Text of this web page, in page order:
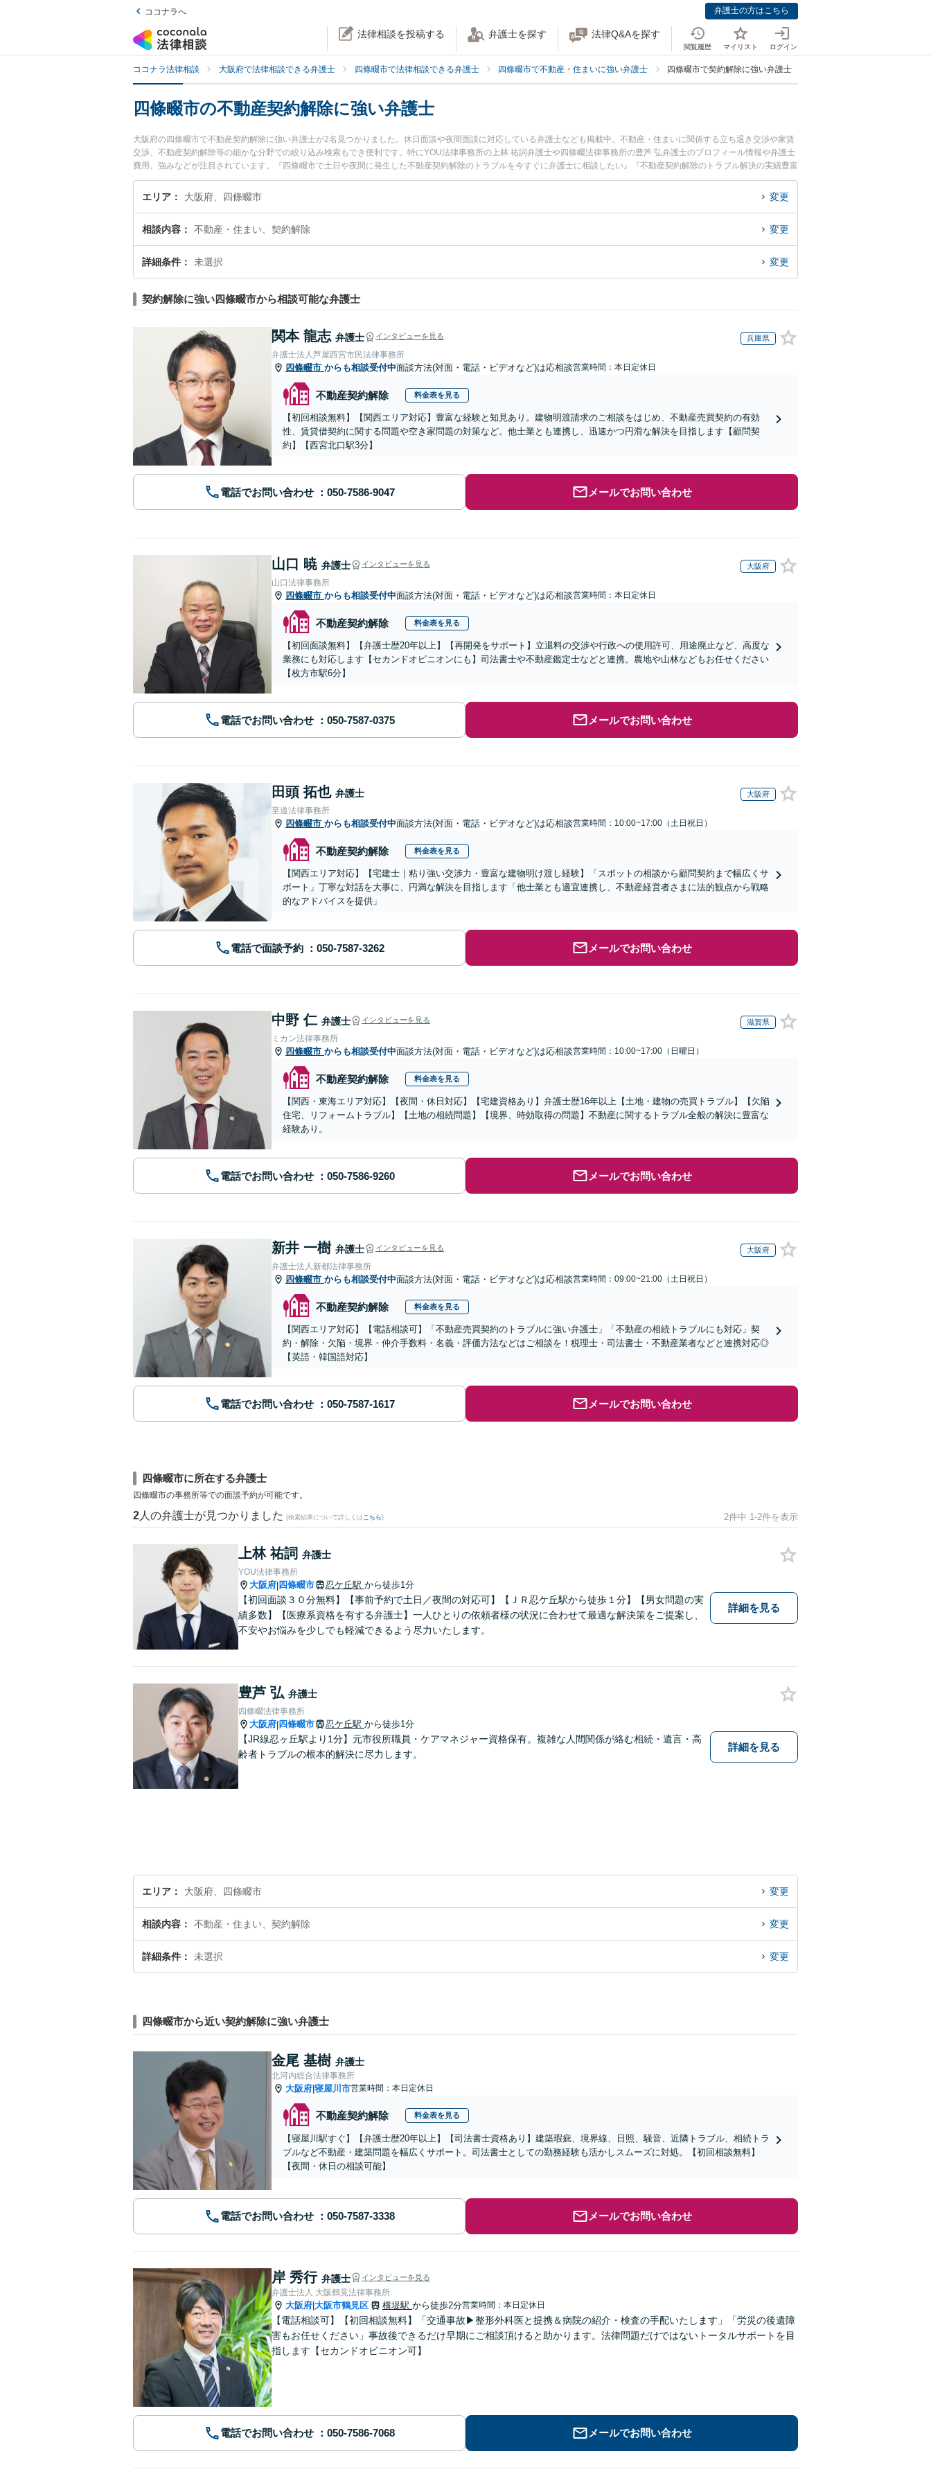
ココナラへ 弁護士の方はこちら
法律相談を投稿する 弁護士を探す 法律Q&Aを探す
閲覧履歴 マイリスト ログイン
ココナラ法律相談 大阪府で法律相談できる弁護士 四條畷市で法律相談できる弁護士 四條畷市で不動産・住まいに強い弁護士 四條畷市で契約解除に強い弁護士
四條畷市の不動産契約解除に強い弁護士
大阪府の四條畷市で不動産契約解除に強い弁護士が2名見つかりました。休日面談や夜間面談に対応している弁護士なども掲載中。不動産・住まいに関係する立ち退き交渉や家賃
交渉、不動産契約解除等の細かな分野での絞り込み検索もでき便利です。特にYOU法律事務所の上林 祐詞弁護士や四條畷法律事務所の豊芦 弘弁護士のプロフィール情報や弁護士
費用、強みなどが注目されています。『四條畷市で土日や夜間に発生した不動産契約解除のトラブルを今すぐに弁護士に相談したい』『不動産契約解除のトラブル解決の実績豊富
な近くの弁護士を検索したい』『初回相談無料で不動産契約解除を法律相談できる四條畷市内の弁護士に相談予約したい』などでお困りの相談者さんにおすすめです。
エリア 大阪府、四條畷市 変更
相談内容 不動産・住まい、契約解除 変更
詳細条件 未選択 変更
契約解除に強い四條畷市から相談可能な弁護士
関本 龍志 弁護士 インタビューを見る 兵庫県
弁護士法人芦屋西宮市民法律事務所
四條畷市 からも相談受付中面談方法(対面・電話・ビデオなど)は応相談営業時間：本日定休日
不動産契約解除 料金表を見る
【初回相談無料】【関西エリア対応】豊富な経験と知見あり。建物明渡請求のご相談をはじめ、不動産売買契約の有効
性、賃貸借契約に関する問題や空き家問題の対策など。他士業とも連携し、迅速かつ円滑な解決を目指します【顧問契
約】【西宮北口駅3分】
電話でお問い合わせ メールでお問い合わせ
山口 暁 弁護士 インタビューを見る 大阪府
山口法律事務所
四條畷市 からも相談受付中面談方法(対面・電話・ビデオなど)は応相談営業時間：本日定休日
不動産契約解除 料金表を見る
【初回面談無料】【弁護士歴20年以上】【再開発をサポート】立退料の交渉や行政への使用許可、用途廃止など、高度な
業務にも対応します【セカンドオピニオンにも】司法書士や不動産鑑定士などと連携。農地や山林などもお任せください
【枚方市駅6分】
電話でお問い合わせ メールでお問い合わせ
田頭 拓也 弁護士 大阪府
至道法律事務所
四條畷市 からも相談受付中面談方法(対面・電話・ビデオなど)は応相談営業時間：10:00~17:00（土日祝日）
不動産契約解除 料金表を見る
【関西エリア対応】【宅建士｜粘り強い交渉力・豊富な建物明け渡し経験】「スポットの相談から顧問契約まで幅広くサ
ポート」丁寧な対話を大事に、円満な解決を目指します「他士業とも適宜連携し、不動産経営者さまに法的観点から戦略
的なアドバイスを提供」
電話で面談予約 メールでお問い合わせ
中野 仁 弁護士 インタビューを見る 滋賀県
ミカン法律事務所
四條畷市 からも相談受付中面談方法(対面・電話・ビデオなど)は応相談営業時間：10:00~17:00（日曜日）
不動産契約解除 料金表を見る
【関西・東海エリア対応】【夜間・休日対応】【宅建資格あり】弁護士歴16年以上【土地・建物の売買トラブル】【欠陥
住宅、リフォームトラブル】【土地の相続問題】【境界、時効取得の問題】不動産に関するトラブル全般の解決に豊富な
経験あり。
電話でお問い合わせ メールでお問い合わせ
新井 一樹 弁護士 インタビューを見る 大阪府
弁護士法人新都法律事務所
四條畷市 からも相談受付中面談方法(対面・電話・ビデオなど)は応相談営業時間：09:00~21:00（土日祝日）
不動産契約解除 料金表を見る
【関西エリア対応】【電話相談可】「不動産売買契約のトラブルに強い弁護士」「不動産の相続トラブルにも対応」契
約・解除・欠陥・境界・仲介手数料・名義・評価方法などはご相談を！税理士・司法書士・不動産業者などと連携対応◎
【英語・韓国語対応】
電話でお問い合わせ メールでお問い合わせ
四條畷市に所在する弁護士
四條畷市の事務所等での面談予約が可能です。
2 人の弁護士が見つかりました (検索結果について詳しくは こちら) 2件中 1-2件を表示
上林 祐詞 弁護士
YOU法律事務所
大阪府| 四條畷市 忍ケ丘駅 から徒歩1分
【初回面談３０分無料】【事前予約で土日／夜間の対応可】【ＪＲ忍ケ丘駅から徒歩１分】【男女問題の実
績多数】【医療系資格を有する弁護士】一人ひとりの依頼者様の状況に合わせて最適な解決策をご提案し、
不安やお悩みを少しでも軽減できるよう尽力いたします。
詳細を見る
豊芦 弘 弁護士
四條畷法律事務所
大阪府| 四條畷市 忍ケ丘駅 から徒歩1分
【JR線忍ヶ丘駅より1分】元市役所職員・ケアマネジャー資格保有。複雑な人間関係が絡む相続・遺言・高
齢者トラブルの根本的解決に尽力します。
詳細を見る
エリア 大阪府、四條畷市 変更
相談内容 不動産・住まい、契約解除 変更
詳細条件 未選択 変更
四條畷市から近い契約解除に強い弁護士
金尾 基樹 弁護士
北河内総合法律事務所
大阪府 寝屋川市営業時間：本日定休日
不動産契約解除 料金表を見る
【寝屋川駅すぐ】【弁護士歴20年以上】【司法書士資格あり】建築瑕疵、境界線、日照、騒音、近隣トラブル、相続トラ
ブルなど不動産・建築問題を幅広くサポート。司法書士としての勤務経験も活かしスムーズに対処。【初回相談無料】
【夜間・休日の相談可能】
電話でお問い合わせ メールでお問い合わせ
岸 秀行 弁護士 インタビューを見る
弁護士法人 大阪鶴見法律事務所
大阪府 大阪市鶴見区 横堤駅 から徒歩2分営業時間：本日定休日
【電話相談可】【初回相談無料】「交通事故▶︎整形外科医と提携＆病院の紹介・検査の手配いたします」「労災の後遺障
害もお任せください」事故後できるだけ早期にご相談頂けると助かります。法律問題だけではないトータルサポートを目
指します【セカンドオピニオン可】
電話でお問い合わせ メールでお問い合わせ